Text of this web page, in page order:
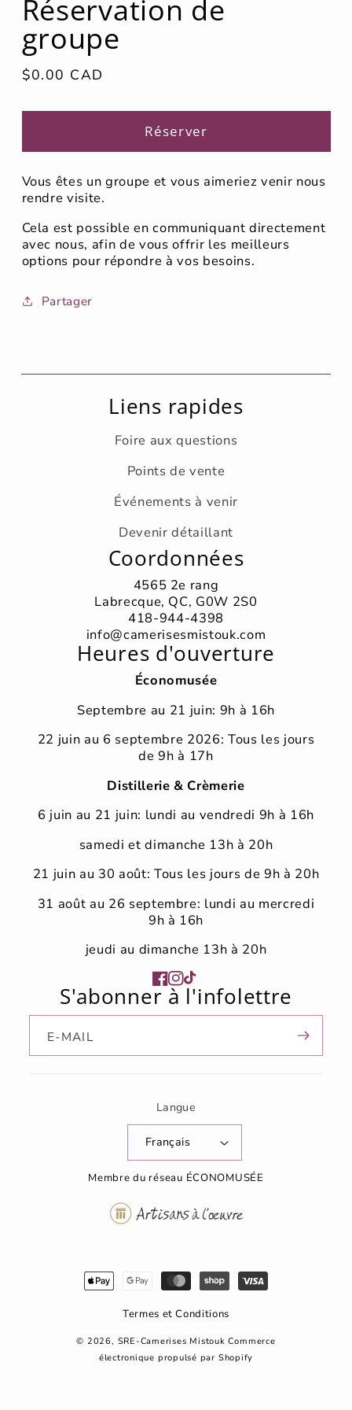
Réservation de
groupe
Prix
$0.00 CAD
Réserver
Vous êtes un groupe et vous aimeriez venir nous
rendre visite.
Cela est possible en communiquant directement
avec nous, afin de vous offrir les meilleurs
options pour répondre à vos besoins.
Partager
Coordonnées
4565 2e rang
Labrecque, QC, G0W 2S0
418-944-4398
info@camerisesmistouk.com
Heures d'ouverture
Économusée
Septembre au 21 juin: 9h à 16h
22 juin au 6 septembre 2026: Tous les jours
de 9h à 17h
Distillerie & Crèmerie
6 juin au 21 juin: lundi au vendredi 9h à 16h
samedi et dimanche 13h à 20h
21 juin au 30 août: Tous les jours de 9h à 20h
31 août au 26 septembre: lundi au mercredi
9h à 16h
jeudi au dimanche 13h à 20h
Liens rapides
Foire aux questions
Points de vente
Événements à venir
Devenir détaillant
Facebook
Instagram
TikTok
S'abonner à l'infolettre
E-MAIL
Langue
Français
Membre du réseau ÉCONOMUSÉE
paiement
Termes et Conditions
© 2026, SRE-Camerises Mistouk Commerce
électronique propulsé par Shopify